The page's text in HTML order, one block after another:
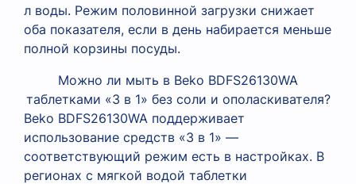
л воды. Режим половинной загрузки снижает
оба показателя, если в день набирается меньше
полной корзины посуды.
Можно ли мыть в Beko BDFS26130WA
таблетками «3 в 1» без соли и ополаскивателя?
Beko BDFS26130WA поддерживает
использование средств «3 в 1» —
соответствующий режим есть в настройках. В
регионах с мягкой водой таблетки